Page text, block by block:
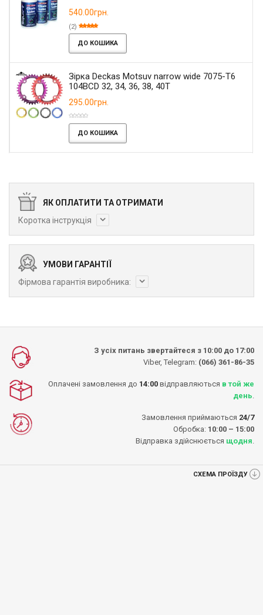
540.00грн.
(2)
ДО КОШИКА
Зірка Deckas Motsuv narrow wide 7075-T6
104BCD 32, 34, 36, 38, 40T
295.00грн.
ДО КОШИКА
ЯК ОПЛАТИТИ ТА ОТРИМАТИ
Коротка інструкція
УМОВИ ГАРАНТІЇ
Фірмова гарантія виробника:
З усіх питань звертайтеся з 10:00 до 17:00
Viber, Telegram: (066) 361-86-35
Оплачені замовлення до 14:00 відправляються в той же
день
Замовлення приймаються 24/7
Обробка: 10:00 – 15:00
Відправка здійснюється щодня
СХЕМА ПРОЇЗДУ